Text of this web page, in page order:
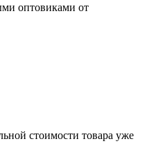
оптовиками от
стоимости товара уже